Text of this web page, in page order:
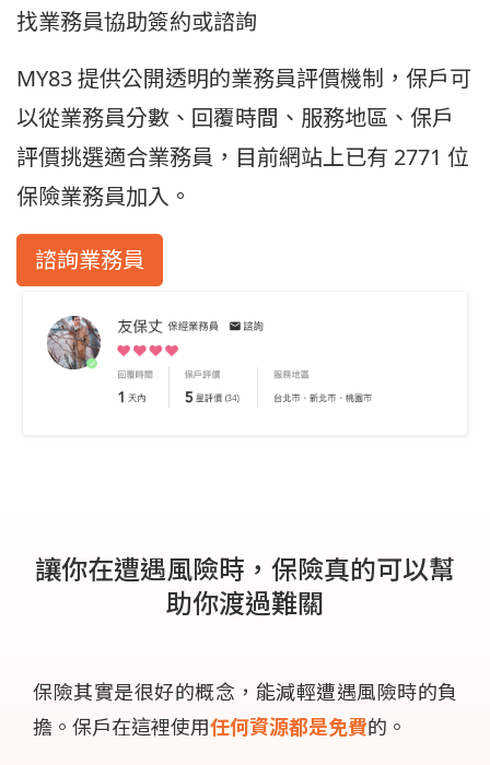
找業務員協助簽約或諮詢
MY83 提供公開透明的業務員評價機制，保戶可
以從業務員分數、回覆時間、服務地區、保戶
評價挑選適合業務員，目前網站上已有 2771 位
保險業務員加入。
諮詢業務員
讓你在遭遇風險時，保險真的可以幫
助你渡過難關
保險其實是很好的概念，能減輕遭遇風險時的負
擔。保戶在這裡使用任何資源都是免費的。